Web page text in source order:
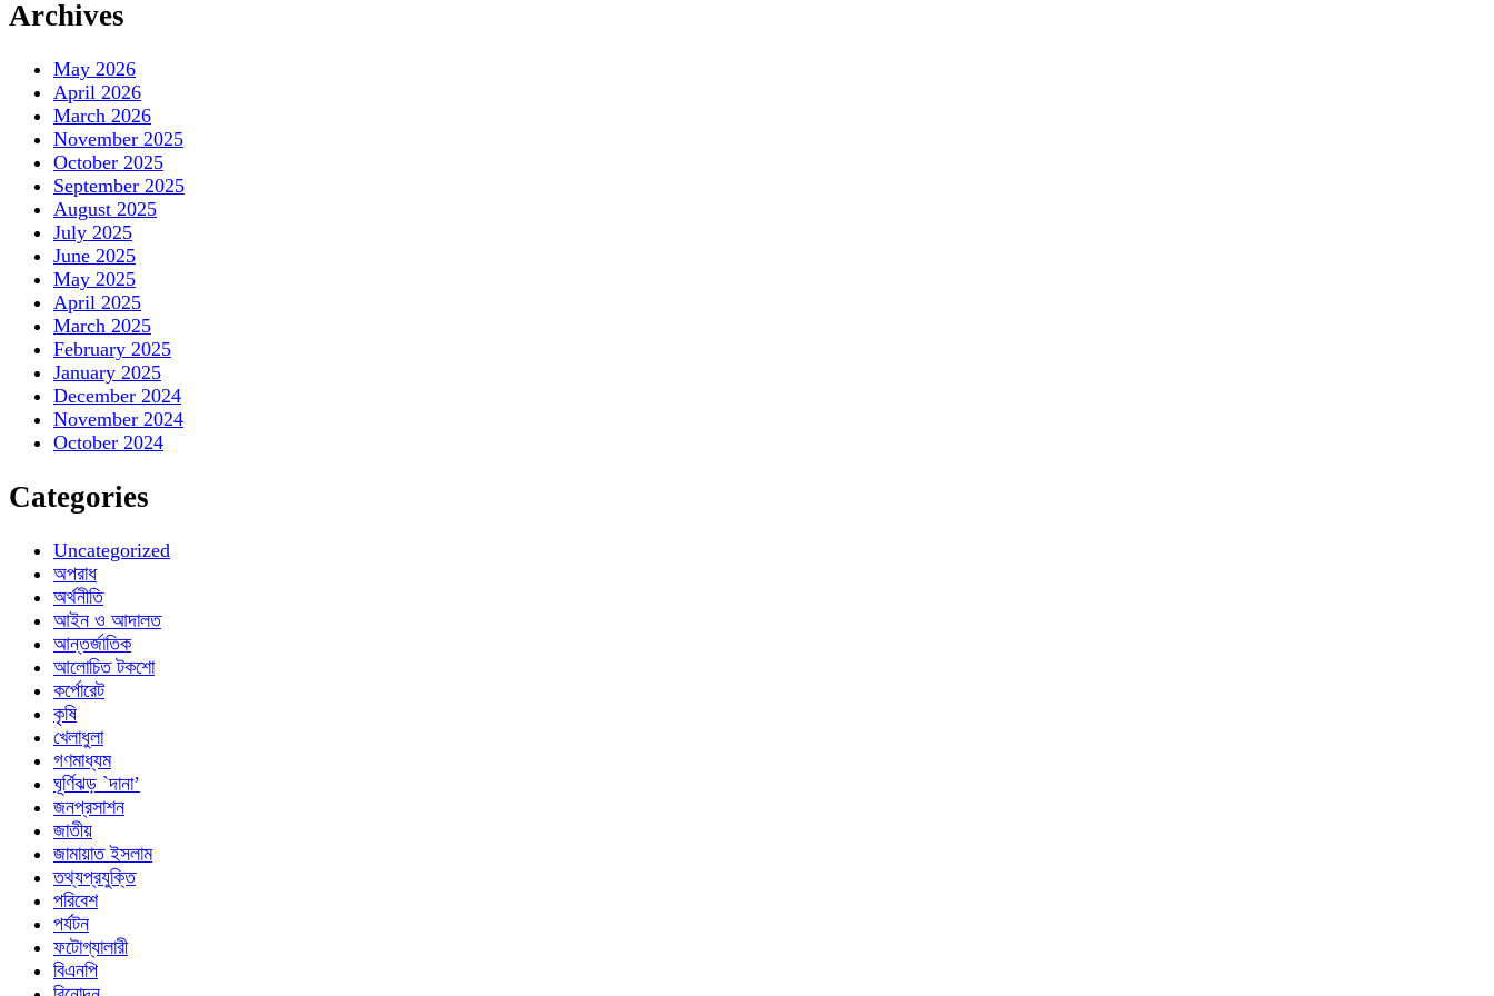
Archives
May 2026
April 2026
March 2026
November 2025
October 2025
September 2025
August 2025
July 2025
June 2025
May 2025
April 2025
March 2025
February 2025
January 2025
December 2024
November 2024
October 2024
Categories
Uncategorized
অপরাধ
অর্থনীতি
আইন ও আদালত
আন্তর্জাতিক
আলোচিত টকশো
কর্পোরেট
কৃষি
খেলাধুলা
গণমাধ্যম
ঘূর্ণিঝড় `দানা’
জনপ্রসাশন
জাতীয়
জামায়াত ইসলাম
তথ্যপ্রযুক্তি
পরিবেশ
পর্যটন
ফটোগ্যালারী
বিএনপি